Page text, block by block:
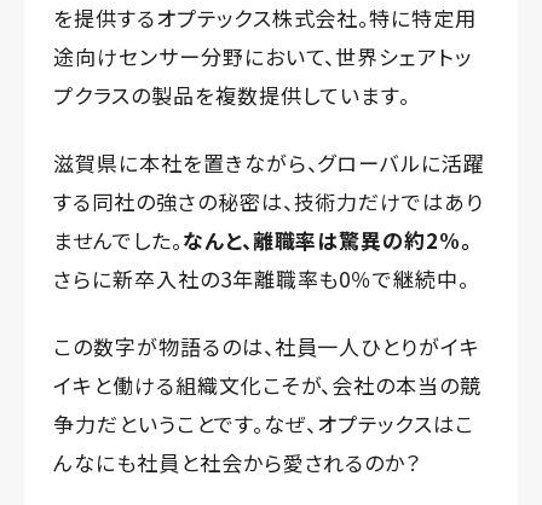
を提供するオプテックス株式会社。特に特定用
途向けセンサー分野において、世界シェアトッ
プクラスの製品を複数提供しています。
滋賀県に本社を置きながら、グローバルに活躍
する同社の強さの秘密は、技術力だけではあり
ませんでした。なんと、離職率は驚異の約2%。
さらに新卒入社の3年離職率も0％で継続中。
この数字が物語るのは、社員一人ひとりがイキ
イキと働ける組織文化こそが、会社の本当の競
争力だということです。なぜ、オプテックスはこ
んなにも社員と社会から愛されるのか？